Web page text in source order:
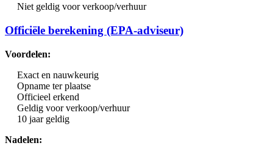
Niet geldig voor verkoop/verhuur
Officiële berekening (EPA-adviseur)
Voordelen:
Exact en nauwkeurig
Opname ter plaatse
Officieel erkend
Geldig voor verkoop/verhuur
10 jaar geldig
Nadelen: